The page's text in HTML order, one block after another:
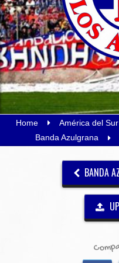
Home América del Sur
Banda Azulgrana
BANDA